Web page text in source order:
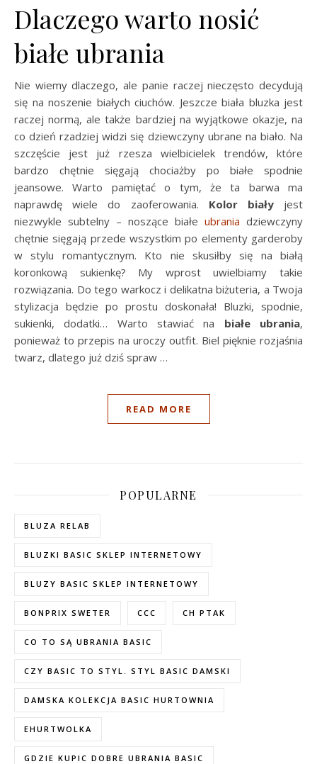
Dlaczego warto nosić
białe ubrania
Nie wiemy dlaczego, ale panie raczej nieczęsto decydują
się na noszenie białych ciuchów. Jeszcze biała bluzka jest
raczej normą, ale także bardziej na wyjątkowe okazje, na
co dzień rzadziej widzi się dziewczyny ubrane na biało. Na
szczęście jest już rzesza wielbicielek trendów, które
bardzo chętnie sięgają chociażby po białe spodnie
jeansowe. Warto pamiętać o tym, że ta barwa ma
naprawdę wiele do zaoferowania. Kolor białyjest
niezwykle subtelny – noszące białe ubrania dziewczyny
chętnie sięgają przede wszystkim po elementy garderoby
w stylu romantycznym. Kto nie skusiłby się na białą
koronkową sukienkę? My wprost uwielbiamy takie
rozwiązania. Do tego warkocz i delikatna biżuteria, a Twoja
stylizacja będzie po prostu doskonała! Bluzki, spodnie,
sukienki, dodatki… Warto stawiać na białe ubrania,
ponieważ to przepis na uroczy outfit. Biel pięknie rozjaśnia
twarz, dlatego już dziś spraw …
READ MORE
POPULARNE
BLUZA RELAB
BLUZKI BASIC SKLEP INTERNETOWY
BLUZY BASIC SKLEP INTERNETOWY
BONPRIX SWETER CCC CH PTAK
CO TO SĄ UBRANIA BASIC
CZY BASIC TO STYL. STYL BASIC DAMSKI
DAMSKA KOLEKCJA BASIC HURTOWNIA
EHURTWOLKA
GDZIE KUPIC DOBRE UBRANIA BASIC